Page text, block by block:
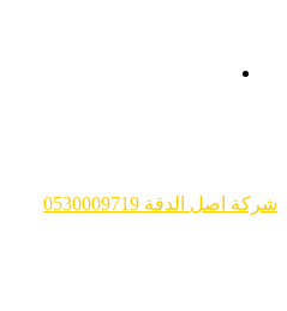
شركة اصل الدقة 0530009719